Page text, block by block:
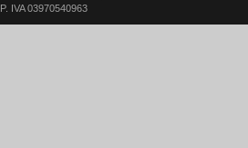
P. IVA 03970540963